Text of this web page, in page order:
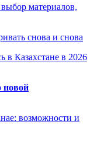
материалов,
снова и снова
в Казахстане в 2026
новой
возможности и